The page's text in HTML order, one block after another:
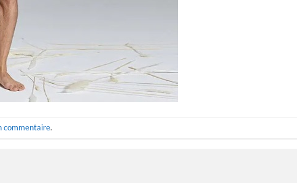
commentaire.